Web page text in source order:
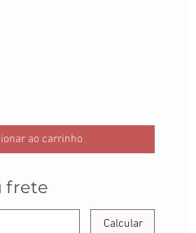
ao carrinho
frete
Calcular